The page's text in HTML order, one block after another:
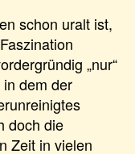
schon uralt ist,
„nur“
dem der
doch die
Zeit in vielen